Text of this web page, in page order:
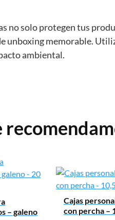
no solo protegen tus
unboxing memorable.
ambiental.
– galeno
Cajas
con percha –